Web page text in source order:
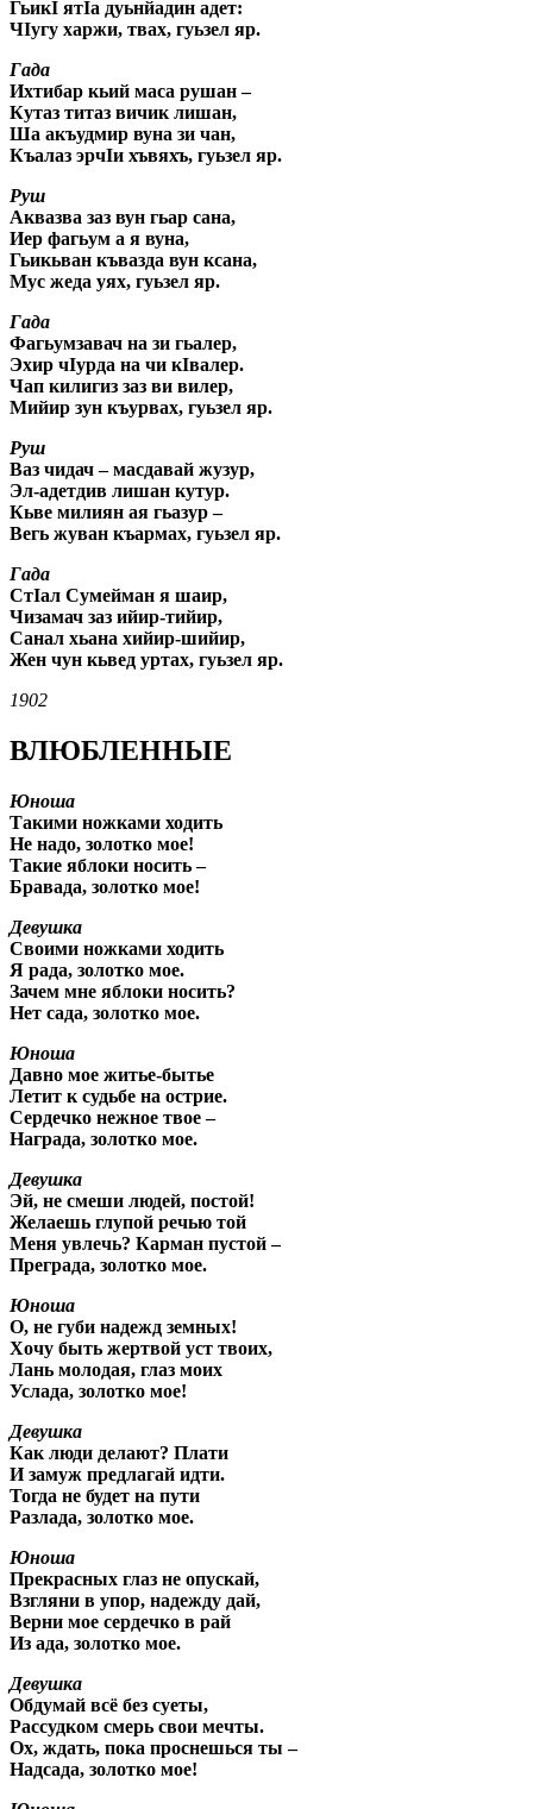
ГьикI ятIа дуьнйадин адет:
ЧIугу харжи, твах, гуьзел яр.
Гада
Ихтибар кьий маса рушан –
Кутаз титаз вичик лишан,
Ша акъудмир вуна зи чан,
Къалаз эрчIи хъвяхъ, гуьзел яр.
Руш
Аквазва заз вун гьар сана,
Иер фагьум а я вуна,
Гьикьван къвазда вун ксана,
Мус жеда уях, гуьзел яр.
Гада
Фагьумзавач на зи гьалер,
Эхир чIурда на чи кIвалер.
Чап килигиз заз ви вилер,
Мийир зун къурвах, гуьзел яр.
Руш
Ваз чидач – масдавай жузур,
Эл-адетдив лишан кутур.
Кьве милиян ая гьазур –
Вегь жуван къармах, гуьзел яр.
Гада
СтIал Сумейман я шаир,
Чизамач заз ийир-тийир,
Санал хьана хийир-шийир,
Жен чун кьвед уртах, гуьзел яр.
1902
ВЛЮБЛЕННЫЕ
Юноша
Такими ножками ходить
Не надо, золотко мое!
Такие яблоки носить –
Бравада, золотко мое!
Девушка
Своими ножками ходить
Я рада, золотко мое.
Зачем мне яблоки носить?
Нет сада, золотко мое.
Юноша
Давно мое житье-бытье
Летит к судьбе на острие.
Сердечко нежное твое –
Награда, золотко мое.
Девушка
Эй, не смеши людей, постой!
Желаешь глупой речью той
Меня увлечь? Карман пустой –
Преграда, золотко мое.
Юноша
О, не губи надежд земных!
Хочу быть жертвой уст твоих,
Лань молодая, глаз моих
Услада, золотко мое!
Девушка
Как люди делают? Плати
И замуж предлагай идти.
Тогда не будет на пути
Разлада, золотко мое.
Юноша
Прекрасных глаз не опускай,
Взгляни в упор, надежду дай,
Верни мое сердечко в рай
Из ада, золотко мое.
Девушка
Обдумай всё без суеты,
Рассудком смерь свои мечты.
Ох, ждать, пока проснешься ты –
Надсада, золотко мое!